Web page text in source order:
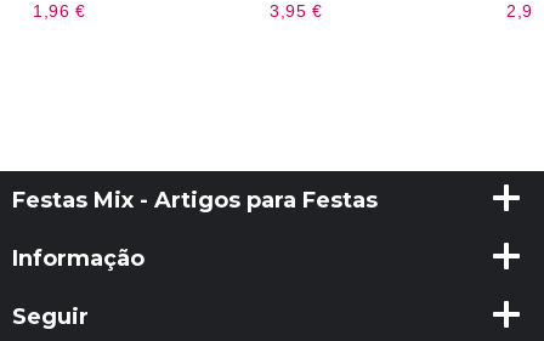
1,96 € 3,95 €
Festas Mix - Artigos para Festas
Informação
Seguir